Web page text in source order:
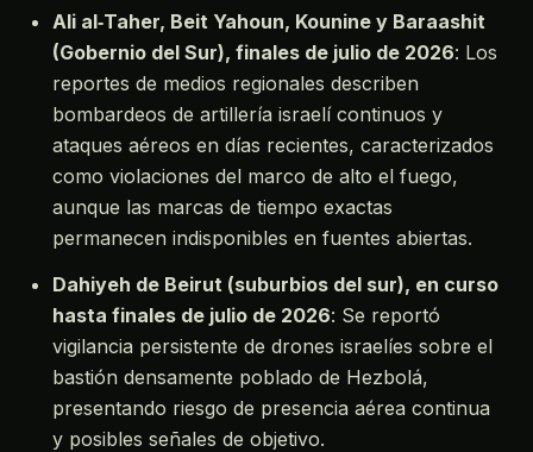
Ali al‑Taher, Beit Yahoun, Kounine y Baraashit
(Gobernio del Sur), finales de julio de 2026: Los
reportes de medios regionales describen
bombardeos de artillería israelí continuos y
ataques aéreos en días recientes, caracterizados
como violaciones del marco de alto el fuego,
aunque las marcas de tiempo exactas
permanecen indisponibles en fuentes abiertas.
Dahiyeh de Beirut (suburbios del sur), en curso
hasta finales de julio de 2026: Se reportó
vigilancia persistente de drones israelíes sobre el
bastión densamente poblado de Hezbolá,
presentando riesgo de presencia aérea continua
y posibles señales de objetivo.